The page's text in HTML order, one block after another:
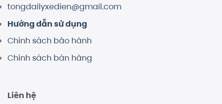
tongdailyxedien@gmail.com
Hướng dẫn sử dụng
Chính sách bảo hành
Chính sách bán hàng
Liên hệ